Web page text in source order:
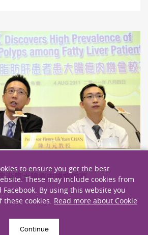
者患大腸瘜肉機會較高
to ensure you get the best
These may include cookies from
Facebook. By using this website you
these cookies. Read more about Cookie
Continue